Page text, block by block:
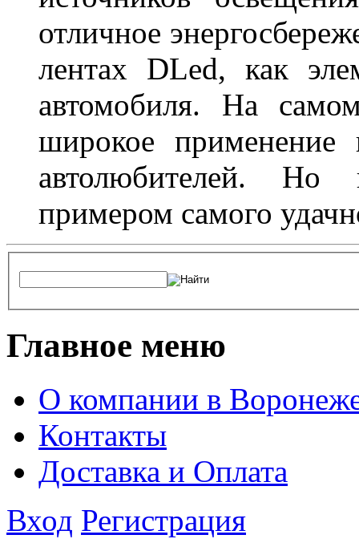
отличное
лентах DLed, как
автомобиля. На
широкое
автолюбителей. Но
примером самого
Главное меню
О компании в
Контакты
Доставка и Оплата
Вход Регистрация